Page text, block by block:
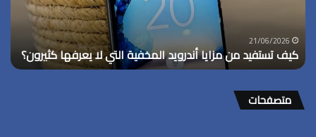
يعرفها
كثيرون؟
21/06/2026
كيف تستفيد من مزايا أندرويد المخفية التي لا يعرفها كثيرون؟
متصفحات